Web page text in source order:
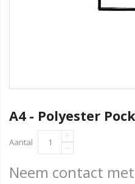
A4 - Polyester
Aantal
Neem contact